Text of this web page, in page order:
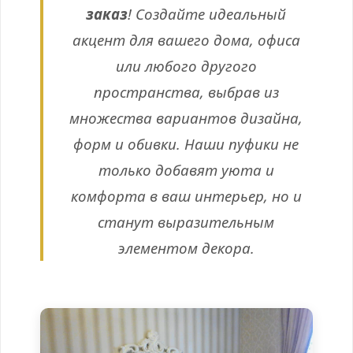
заказ! Создайте идеальный
акцент для вашего дома, офиса
или любого другого
пространства, выбрав из
множества вариантов дизайна,
форм и обивки. Наши пуфики не
только добавят уюта и
комфорта в ваш интерьер, но и
станут выразительным
элементом декора.